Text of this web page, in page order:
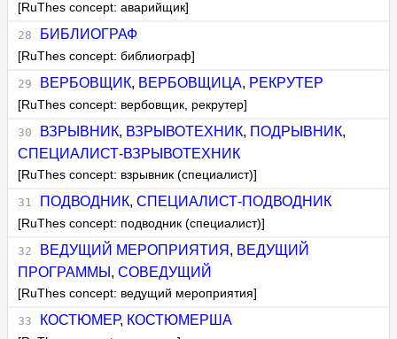
[RuThes concept: аварийщик]
БИБЛИОГРАФ
[RuThes concept: библиограф]
ВЕРБОВЩИК, ВЕРБОВЩИЦА, РЕКРУТЕР
[RuThes concept: вербовщик, рекрутер]
ВЗРЫВНИК, ВЗРЫВОТЕХНИК, ПОДРЫВНИК,
СПЕЦИАЛИСТ-ВЗРЫВОТЕХНИК
[RuThes concept: взрывник (специалист)]
ПОДВОДНИК, СПЕЦИАЛИСТ-ПОДВОДНИК
[RuThes concept: подводник (специалист)]
ВЕДУЩИЙ МЕРОПРИЯТИЯ , ВЕДУЩИЙ
ПРОГРАММЫ ,СОВЕДУЩИЙ
[RuThes concept: ведущий мероприятия]
КОСТЮМЕР, КОСТЮМЕРША